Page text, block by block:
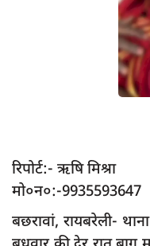
साक्षात्कार
सामाजिक
खेल
रिपोर्ट:- ऋषि मिश्रा
मो०न०:-9935593647
बछरावां, रायबरेली-